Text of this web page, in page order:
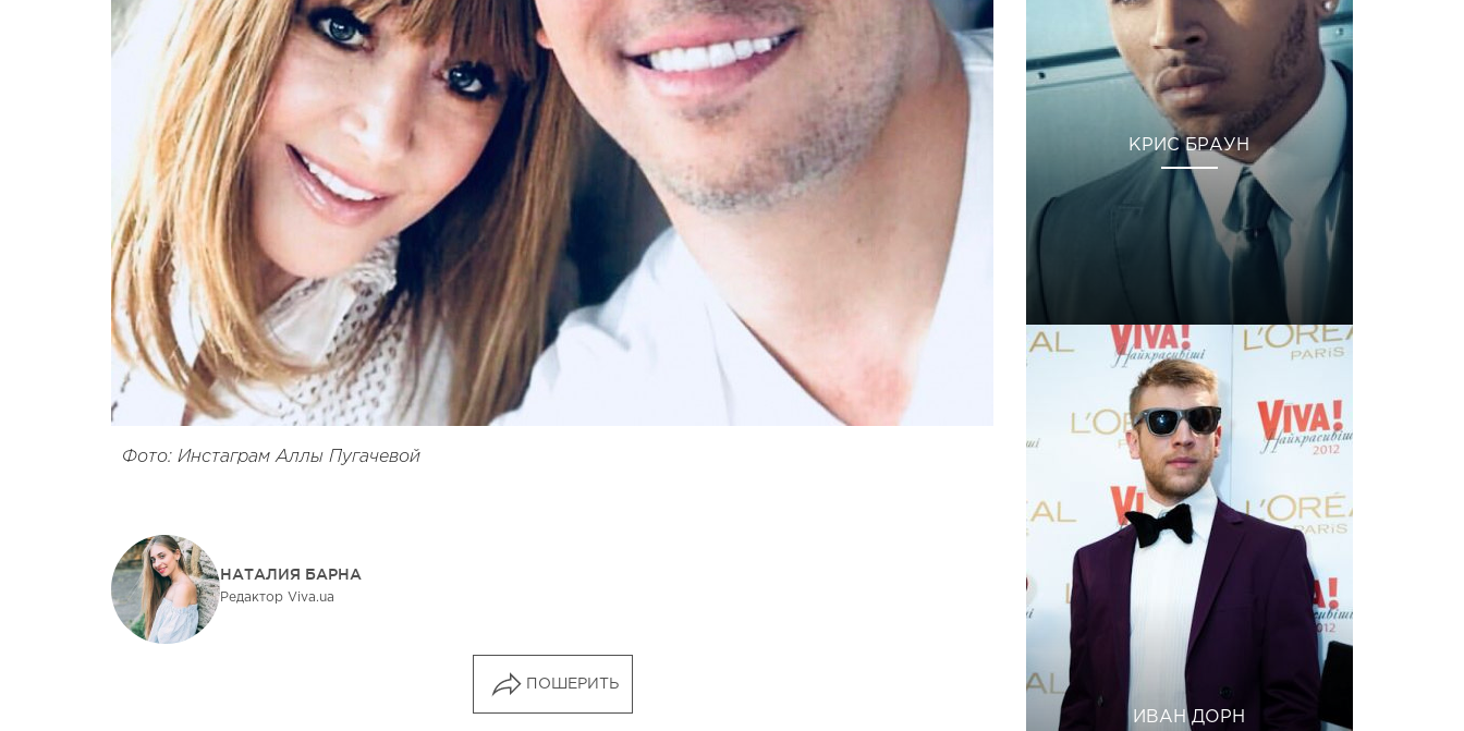
Фото: Инстаграм Аллы Пугачевой
НАТАЛИЯ БАРНА
Редактор Viva.ua
ПОШЕРИТЬ
КРИС БРАУН
ИВАН ДОРН